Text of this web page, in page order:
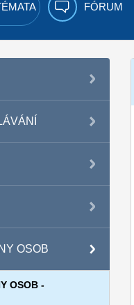
FÓRUM
OSOB
OSOB -